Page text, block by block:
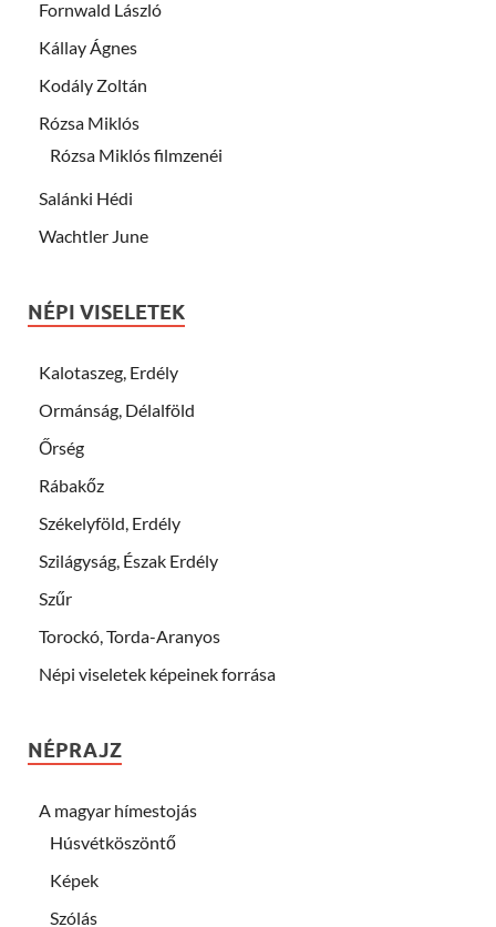
Fornwald László
Kállay Ágnes
Kodály Zoltán
Rózsa Miklós
Rózsa Miklós filmzenéi
Salánki Hédi
Wachtler June
NÉPI VISELETEK
Kalotaszeg, Erdély
Ormánság, Délalföld
Őrség
Rábakőz
Székelyföld, Erdély
Szilágyság, Észak Erdély
Szűr
Torockó, Torda-Aranyos
Népi viseletek képeinek forrása
NÉPRAJZ
A magyar hímestojás
Húsvétköszöntő
Képek
Szólás